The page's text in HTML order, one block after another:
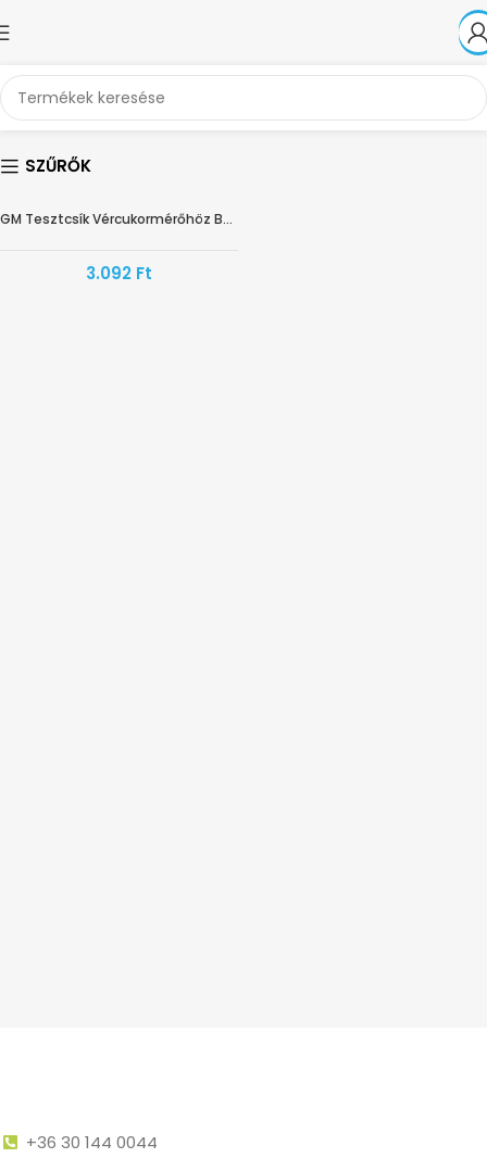
SZŰRŐK
GM Tesztcsík Vércukormérőhöz BS-602
3.092 Ft
+36 30 144 0044